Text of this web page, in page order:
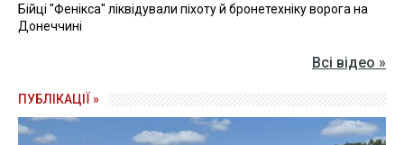
суд поновив на посаді в МВС
вчиненні злочинів під час подій Майдану.